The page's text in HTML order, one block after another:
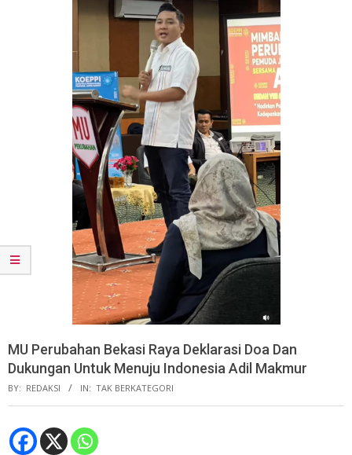
MU Perubahan Bekasi Raya Deklarasi Doa Dan
Dukungan Untuk Menuju Indonesia Adil Makmur
BY: REDAKSI IN: TAK BERKATEGORI